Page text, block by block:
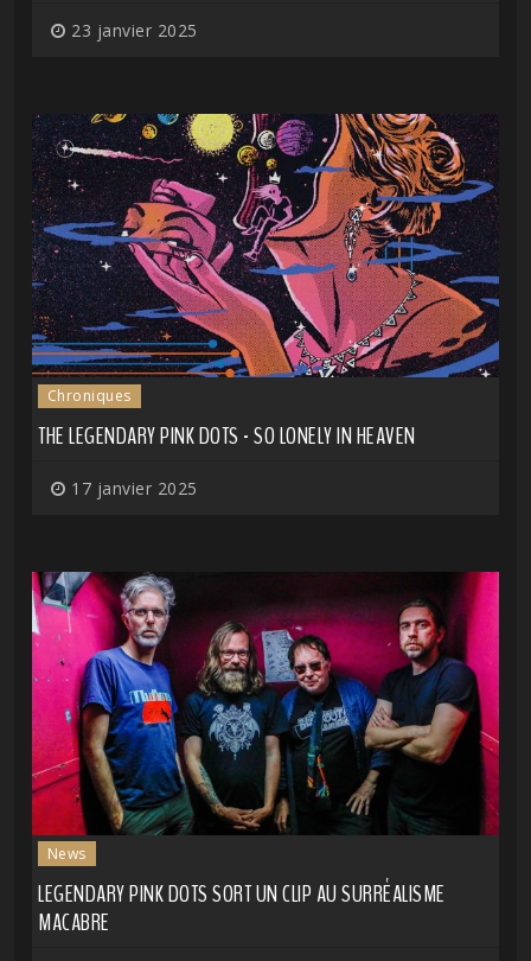
23 janvier 2025
Chroniques
THE LEGENDARY PINK DOTS - SO LONELY IN HEAVEN
17 janvier 2025
News
LEGENDARY PINK DOTS SORT UN CLIP AU SURRÉALISME
MACABRE